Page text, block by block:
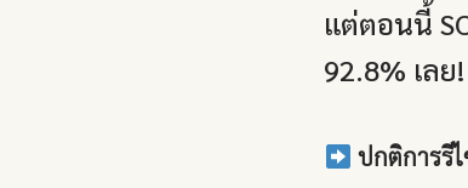
แต่ตอนนี้
92.8% เลย
ปกติการรี